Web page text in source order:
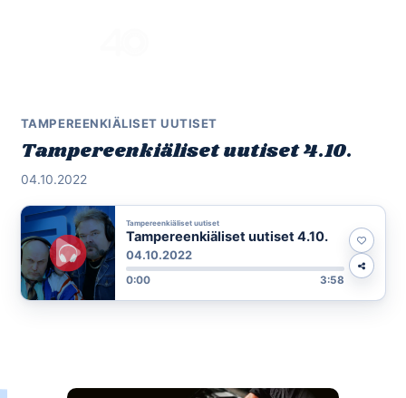
TAMPEREENKIÄLISET UUTISET
Tampereenkiäliset uutiset 4.10.
04.10.2022
Tampereenkiäliset uutiset
Tampereenkiäliset uutiset 4.10.
04.10.2022
0:00 3:58